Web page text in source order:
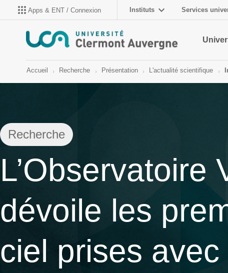
Apps & ENT / Connexion Instituts Services
Accueil Recherche Présentation L'actualité scientifique
Recherche
L’Observatoire
dévoile les
ciel prises